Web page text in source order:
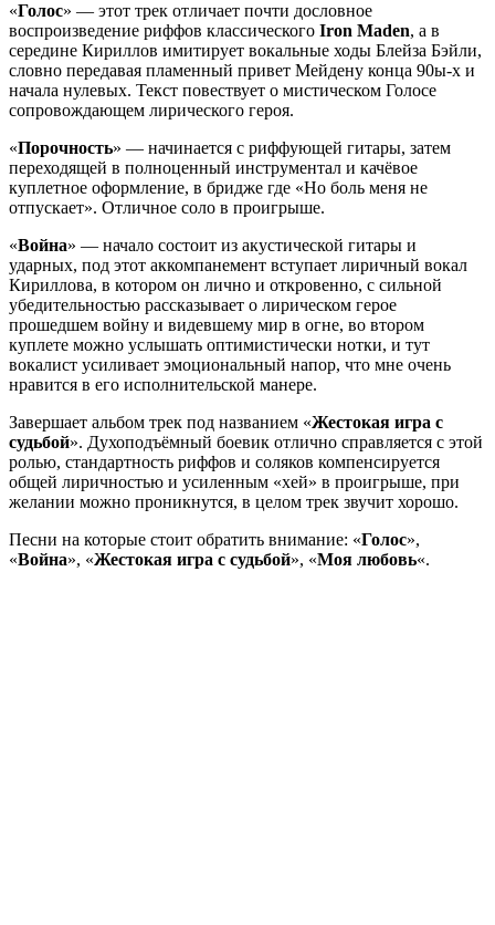
«Голос» — этот трек отличает почти дословное
воспроизведение риффов классического Iron Maden, а в
середине Кириллов имитирует вокальные ходы Блейза Бэйли,
словно передавая пламенный привет Мейдену конца 90ы-х и
начала нулевых. Текст повествует о мистическом Голосе
сопровождающем лирического героя.
«Порочность» — начинается с риффующей гитары, затем
переходящей в полноценный инструментал и качёвое
куплетное оформление, в бридже где «Но боль меня не
отпускает». Отличное соло в проигрыше.
«Война» — начало состоит из акустической гитары и
ударных, под этот аккомпанемент вступает лиричный вокал
Кириллова, в котором он лично и откровенно, с сильной
убедительностью рассказывает о лирическом герое
прошедшем войну и видевшему мир в огне, во втором
куплете можно услышать оптимистически нотки, и тут
вокалист усиливает эмоциональный напор, что мне очень
нравится в его исполнительской манере.
Завершает альбом трек под названием «Жестокая игра с
судьбой». Духоподъёмный боевик отлично справляется с этой
ролью, стандартность риффов и соляков компенсируется
общей лиричностью и усиленным «хей» в проигрыше, при
желании можно проникнутся, в целом трек звучит хорошо.
Песни на которые стоит обратить внимание: «Голос»,
«Война», «Жестокая игра с судьбой», «Моя любовь«.